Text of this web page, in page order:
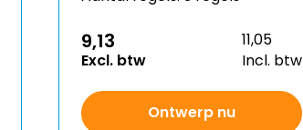
9,13
Excl. btw
11,05
Incl. btw
Ontwerp nu